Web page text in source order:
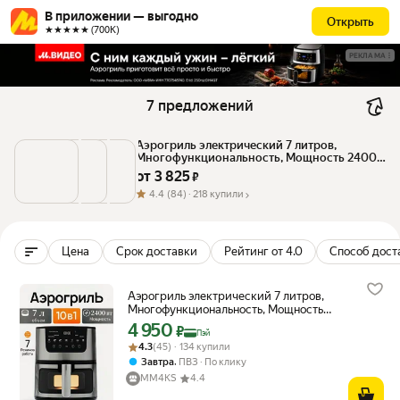
В приложении — выгодно
★★★★★ (700К)
Открыть
РЕКЛАМА
7 предложений
Аэрогриль электрический 7 литров,
Многофункциональность, Мощность 2400
Вт, Визуальное окно
от 3 825 ₽
4.4 (84) · 218 купили
Цена Срок доставки Рейтинг от 4.0 Способ
Аэрогриль электрический 7 литров,
Многофункциональность, Мощность
2400 Вт, Визуальное окно
Цена с картой Яндекс Пэй 4950 ₽ вместо
4 950 ₽ Пэй
Рейтинг товара: 4.3 из 5
Оценок: (45) · 134 купили
4.3(45) · 134 купили
Завтра, ПВЗ
По клику
MM4KS
4.4